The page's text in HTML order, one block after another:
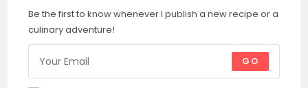
Be the first to know whenever I publish a new recipe or a
culinary adventure!
GO